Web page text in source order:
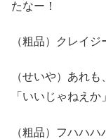
たなー！
（粗品）クレイジ
（せいや）あれ
「いいじゃねえか
（粗品）フハハハ